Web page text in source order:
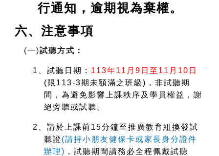
行通知，逾期視為棄權。
六、注意事項
(一)試聽方式：
1 、試聽日期： 113年11月9日至11月10日
( 限113-3期未額滿之班級)，非試聽期
間，為避免影響上課秩序及學員權益，謝
絕旁聽或試聽。
2
、請於上課前15分鐘至推廣教育組換發試
聽證 (請持小朋友健保卡或家長身分證件
辦理) ，試聽期間請務必全程佩戴試聽